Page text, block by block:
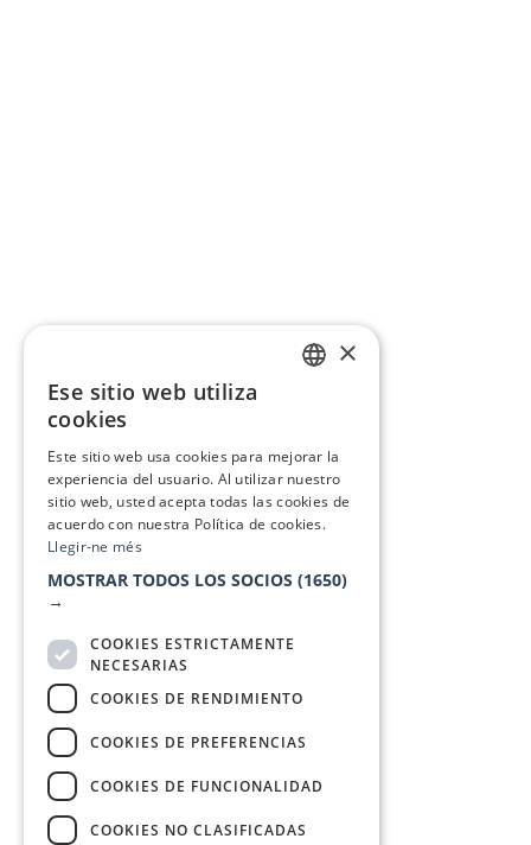
×
Ese sitio web utiliza
cookies
Este sitio web usa cookies para mejorar la
experiencia del usuario. Al utilizar nuestro
sitio web, usted acepta todas las cookies de
acuerdo con nuestra Política de cookies.
Llegir-ne més
MOSTRAR TODOS LOS SOCIOS (1650)
→
COOKIES ESTRICTAMENTE
NECESARIAS
COOKIES DE RENDIMIENTO
COOKIES DE PREFERENCIAS
COOKIES DE FUNCIONALIDAD
COOKIES NO CLASIFICADAS